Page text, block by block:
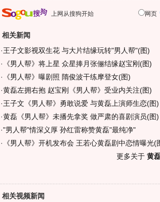
上网从搜狗开始 网页
相关新闻
·王子文影视双生花 与大片结缘玩转"男人帮"(图)
· 《男人帮》将上星 众星捧月张俪结缘赵宝刚(图)
· 《男人帮》曝剧照 隋俊波干练摩登女(图)
·黄磊左拥右抱 赵宝刚《男人帮》受业内关注(图)
·王子文《男人帮》勇敢说爱 与黄磊上演师生恋(图)
·黄磊《男人帮》未播先拿奖 做严肃的喜剧演员(图)
·"男人帮"情深义厚 孙红雷称赞黄磊"最纯净"
· 《男人帮》开机发布会 王若心黄磊剧中恋情曝光(
更多关于 黄
相关视频新闻